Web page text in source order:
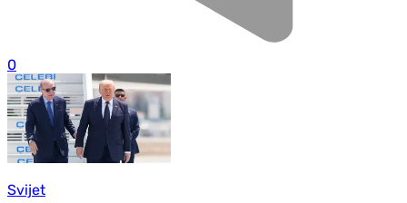
0
Svijet